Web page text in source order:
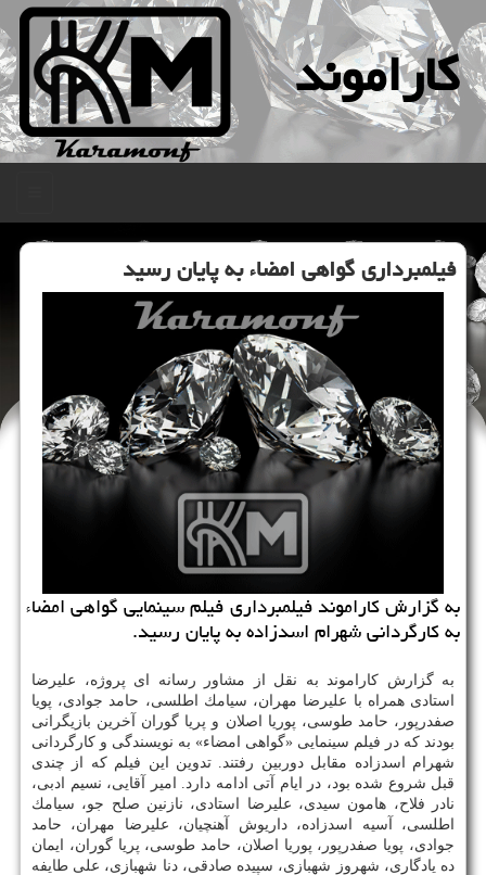
كاراموند
فیلمبرداری گواهی امضاء به پایان رسید
به گزارش كاراموند فیلمبرداری فیلم سینمایی گواهی امضاء
به كارگردانی شهرام اسدزاده به پایان رسید.
به گزارش كاراموند به نقل از مشاور رسانه ای پروژه، علیرضا
استادی همراه با علیرضا مهران، سیامك اطلسی، حامد جوادی، پویا
صفدرپور، حامد طوسی، پوریا اصلان و پریا گوران آخرین بازیگرانی
بودند كه در فیلم سینمایی «گواهی امضاء» به نویسندگی و كارگردانی
شهرام اسدزاده مقابل دوربین رفتند. تدوین این فیلم كه از چندی
قبل شروع شده بود، در ایام آتی ادامه دارد. امیر آقایی، نسیم ادبی،
نادر فلاح، هامون سیدی، علیرضا استادی، نازنین صلح جو، سیامك
اطلسی، آسیه اسدزاده، داریوش آهنچیان، علیرضا مهران، حامد
جوادی، پویا صفدرپور، پوریا اصلان، حامد طوسی، پریا گوران، ایمان
ده یادگاری، شهروز شهبازی، سپیده صادقی، دنا شهبازی، علی طایفه